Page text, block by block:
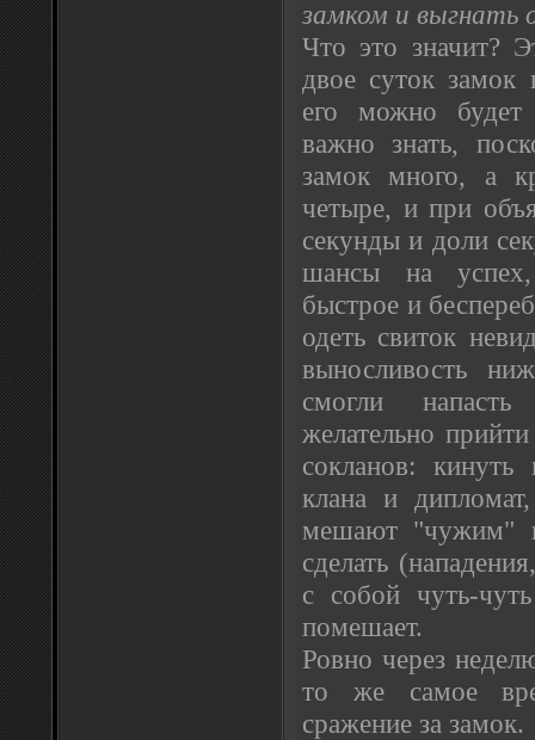
замком и
Что это значит?
двое суток замок
его можно будет
важно знать,
замок много, а
четыре, и при
секунды и доли
шансы на
быстрое и
одеть свиток
выносливость
смогли
желательно
сокланов:
клана и
мешают "чужим"
сделать
с собой чуть-
помешает.
Ровно через
то же самое
сражение за замок.